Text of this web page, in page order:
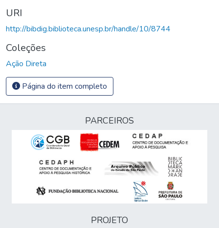
URI
http://bibdig.biblioteca.unesp.br/handle/10/8744
Coleções
Ação Direta
Página do item completo
PARCEIROS
PROJETO